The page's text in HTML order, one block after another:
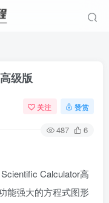
级版
关注 赞赏
487 6
Calculator高
能强大的方程式图形